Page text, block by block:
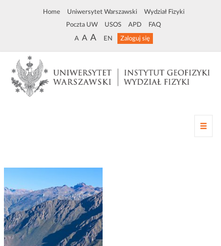
Home Uniwersytet Warszawski Wydział Fizyki
Poczta UW USOS APD FAQ
A A A EN Zaloguj się
Z
m